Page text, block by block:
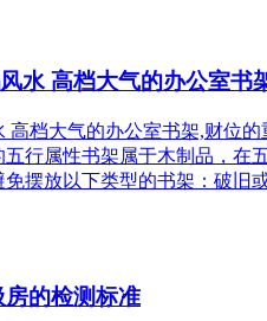
水 高档大气的办公室书
高档大气的办公室书架,财位
行属性书架属于木制品，在
摆放以下类型的书架：破旧
的检测标准